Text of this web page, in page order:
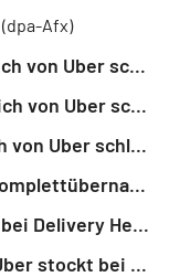
(dpa-Afx)
ROUNDUP 3: Delivery Hero lässt sich von Uber schlucken - Aktie leicht im Plus
ROUNDUP 2: Delivery Hero lässt sich von Uber schlucken - Aktie dreht ins Plus
ROUNDUP: Delivery Hero lässt sich von Uber schlucken - Aktie verliert dennoch
Kreise: Uber prüft Optionen für Komplettübernahme von Delivery Hero
US-Fahrdienstleister Uber stockt bei Delivery Hero kräftig auf
ROUNDUP: US-Fahrdienstleister Uber stockt bei Delivery Hero auf - Aktie steigt